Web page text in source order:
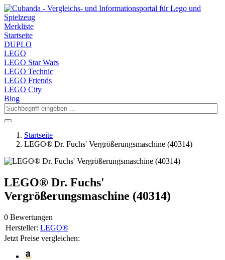
Merkliste
Startseite
DUPLO
LEGO
LEGO Star Wars
LEGO Technic
LEGO Friends
LEGO City
Blog
Startseite
LEGO® Dr. Fuchs' Vergrößerungsmaschine (40314)
LEGO® Dr. Fuchs'
Vergrößerungsmaschine (40314)
0 Bewertungen
Hersteller: LEGO®
Jetzt Preise vergleichen: